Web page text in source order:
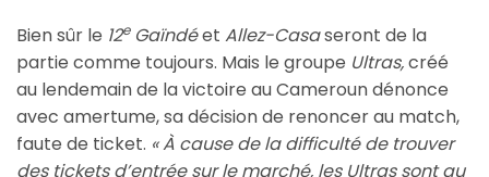
Bien sûr le 12eGaïndéet Allez-Casaseront de la
partie comme toujours. Mais le groupe Ultras,créé
au lendemain de la victoire au Cameroun dénonce
avec amertume, sa décision de renoncer au match,
faute de ticket. « À cause de la difficulté de trouver
des tickets d’entrée sur le marché, les Ultras sont au